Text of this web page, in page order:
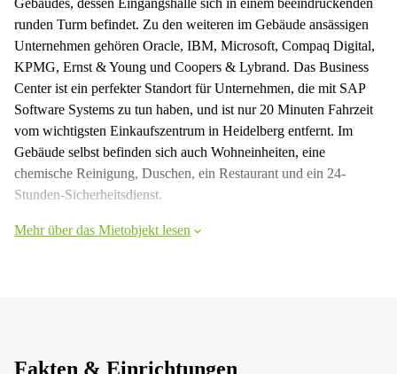
runden Turm befindet. Zu den weiteren im Gebäude ansässigen
Unternehmen gehören Oracle, IBM, Microsoft, Compaq Digital,
KPMG, Ernst & Young und Coopers & Lybrand. Das Business
Center ist ein perfekter Standort für Unternehmen, die mit SAP
Software Systems zu tun haben, und ist nur 20 Minuten Fahrzeit
vom wichtigsten Einkaufszentrum in Heidelberg entfernt. Im
Gebäude selbst befinden sich auch Wohneinheiten, eine
chemische Reinigung, Duschen, ein Restaurant und ein 24-
Stunden-Sicherheitsdienst.
Mehr über das Mietobjekt lesen
Fakten & Einrichtungen